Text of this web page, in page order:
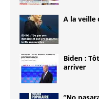
A la veille
Biden :
arriver